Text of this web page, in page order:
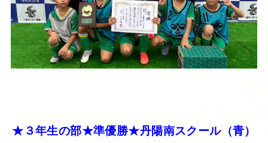
★３年生の部★準優勝★丹陽南スクール（青）